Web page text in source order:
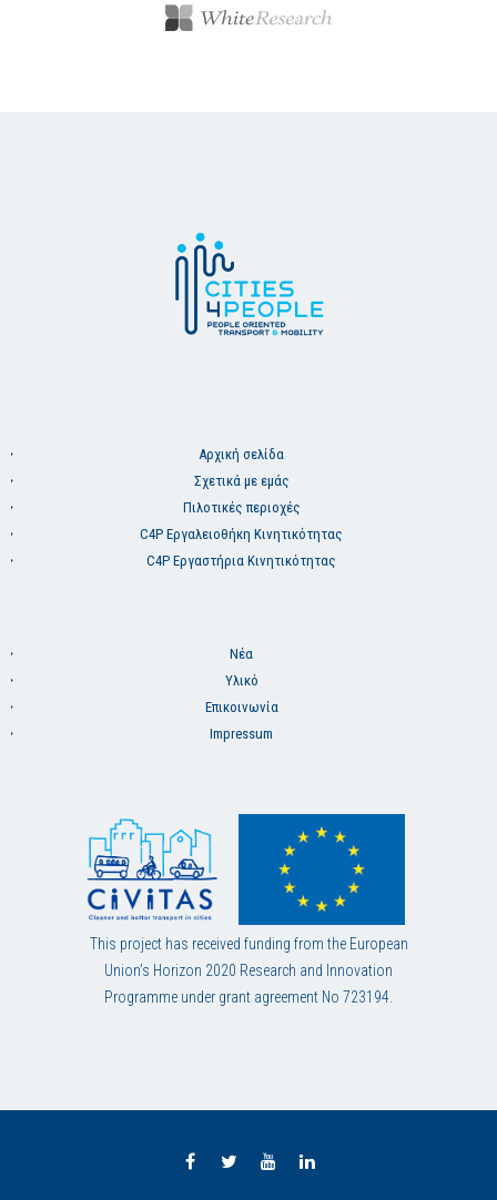
Aρχική σελίδα
Σχετικά με εμάς
Πιλοτικές περιοχές
C4P Εργαλειοθήκη Κινητικότητας
C4P Εργαστήρια Κινητικότητας
Νέα
Υλικό
Επικοινωνία
Impressum
This project has received funding from the European
Union’s Horizon 2020 Research and Innovation
Programme under grant agreement No 723194.